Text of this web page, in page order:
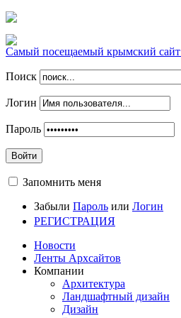
Самый посещаемый крымский сайт
Поиск
Логин
Пароль
Войти
Запомнить меня
Забыли Пароль или Логин
РЕГИСТРАЦИЯ
Новости
Ленты Архсайтов
Компании
Архитектура
Ландшафтный дизайн
Дизайн